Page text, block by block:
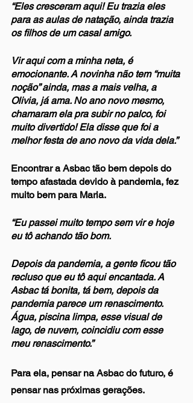
“Eles cresceram aqui! Eu trazia eles
para as aulas de natação, ainda trazia
os filhos de um casal amigo.
Vir aqui com a minha neta, é
emocionante. A novinha não tem “muita
noção” ainda, mas a mais velha, a
Olivia, já ama. No ano novo mesmo,
chamaram ela pra subir no palco, foi
muito divertido! Ela disse que foi a
melhor festa de ano novo da vida dela.”
Encontrar a Asbac tão bem depois do
tempo afastada devido à pandemia, fez
muito bem para Maria.
“Eu passei muito tempo sem vir e hoje
eu tô achando tão bom.
Depois da pandemia, a gente ficou tão
recluso que eu tô aqui encantada. A
Asbac tá bonita, tá bem, depois da
pandemia parece um renascimento.
Água, piscina limpa, esse visual de
lago, de nuvem, coincidiu com esse
meu renascimento.”
Para ela, pensar na Asbac do futuro, é
pensar nas próximas gerações.